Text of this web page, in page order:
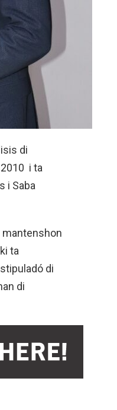
di
i ta
i Saba
mantenshon
ta
di
di